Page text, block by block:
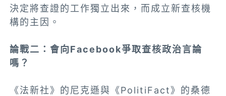
決定將查證的工作獨立出來，而成立新查核機
構的主因。
論戰二：會向Facebook爭取查核政治言論
嗎？
《法新社》的尼克遜與《PolitiFact》的桑德